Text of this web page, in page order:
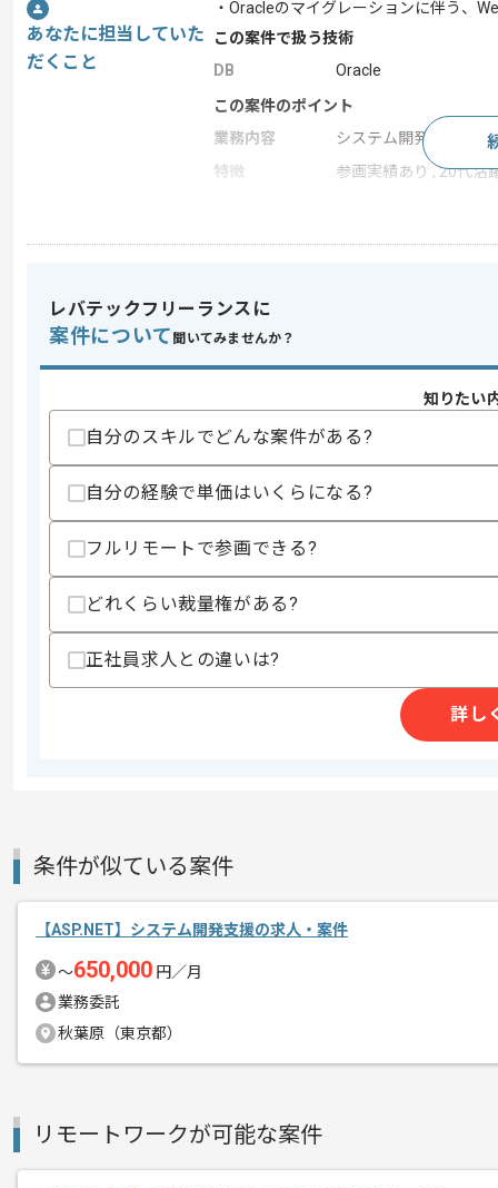
あなたに担当していた
だくこと
・Oracleのマイグレーションに伴う、
この案件で扱う技術
DB
Oracle
この案件のポイント
業務内容
システム開発 , マイグ
特徴
参画実績あり , 20代活
-C#、PL/SQL、ASP.NET、JavaScript
・Oracleの開発経験(PL/SQL)
歓迎スキル
・Oracleのマイグレーション経験
・システムの保守経験
上記に似た経験やスキルをお持ちであれば申
精算・お支払い
精算条件
有
精算基準時間
支払いサイト
エージェントからのコ
レバテックでの実績がある企業の案件で
スキルアップされたい方、長期的に参
レバテックフリーランスに
案件について 聞いてみませんか？
知りたい
自分のスキルでどんな案件がある?
自分の経験で単価はいくらになる?
フルリモートで参画できる?
どれくらい裁量権がある?
正社員求人との違いは?
詳し
条件が似ている案件
【ASP.NET】システム開発支援の求人・案件
〜650,000 円／月
業務委託
秋葉原（東京都）
リモートワークが可能な案件